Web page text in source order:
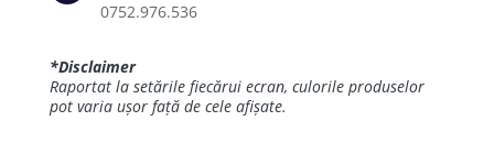
0752.976.536
*Disclaimer
Raportat la setările fiecărui ecran, culorile produselor
pot varia ușor față de cele afișate.